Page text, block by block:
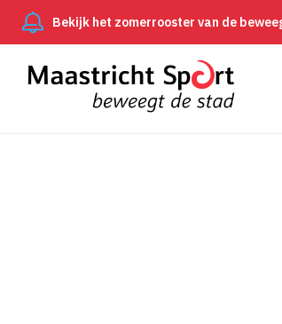
Bekijk het zomerrooster van de